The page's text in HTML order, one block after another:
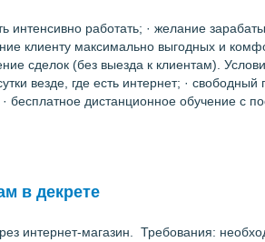
интенсивно работать; · желание
клиенту максимально выгодных и
сделок (без выезда к клиентам).
везде, где есть интернет; ·
бесплатное дистанционное обучение с
в декрете
интернет-магазин. Требования: